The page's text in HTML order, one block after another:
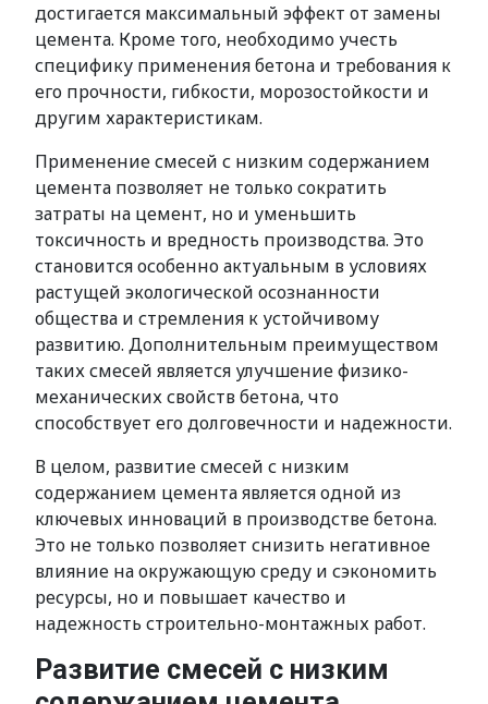
достигается максимальный эффект от замены
цемента. Кроме того, необходимо учесть
специфику применения бетона и требования к
его прочности, гибкости, морозостойкости и
другим характеристикам.
Применение смесей с низким содержанием
цемента позволяет не только сократить
затраты на цемент, но и уменьшить
токсичность и вредность производства. Это
становится особенно актуальным в условиях
растущей экологической осознанности
общества и стремления к устойчивому
развитию. Дополнительным преимуществом
таких смесей является улучшение физико-
механических свойств бетона, что
способствует его долговечности и надежности.
В целом, развитие смесей с низким
содержанием цемента является одной из
ключевых инноваций в производстве бетона.
Это не только позволяет снизить негативное
влияние на окружающую среду и сэкономить
ресурсы, но и повышает качество и
надежность строительно-монтажных работ.
Развитие смесей с низким